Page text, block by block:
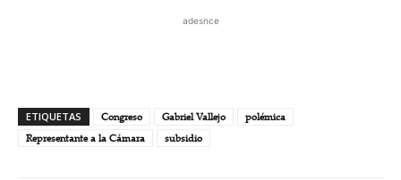
adesnce
ETIQUETAS Congreso Gabriel Vallejo
polémica
Representante a la Cámara
subsidio